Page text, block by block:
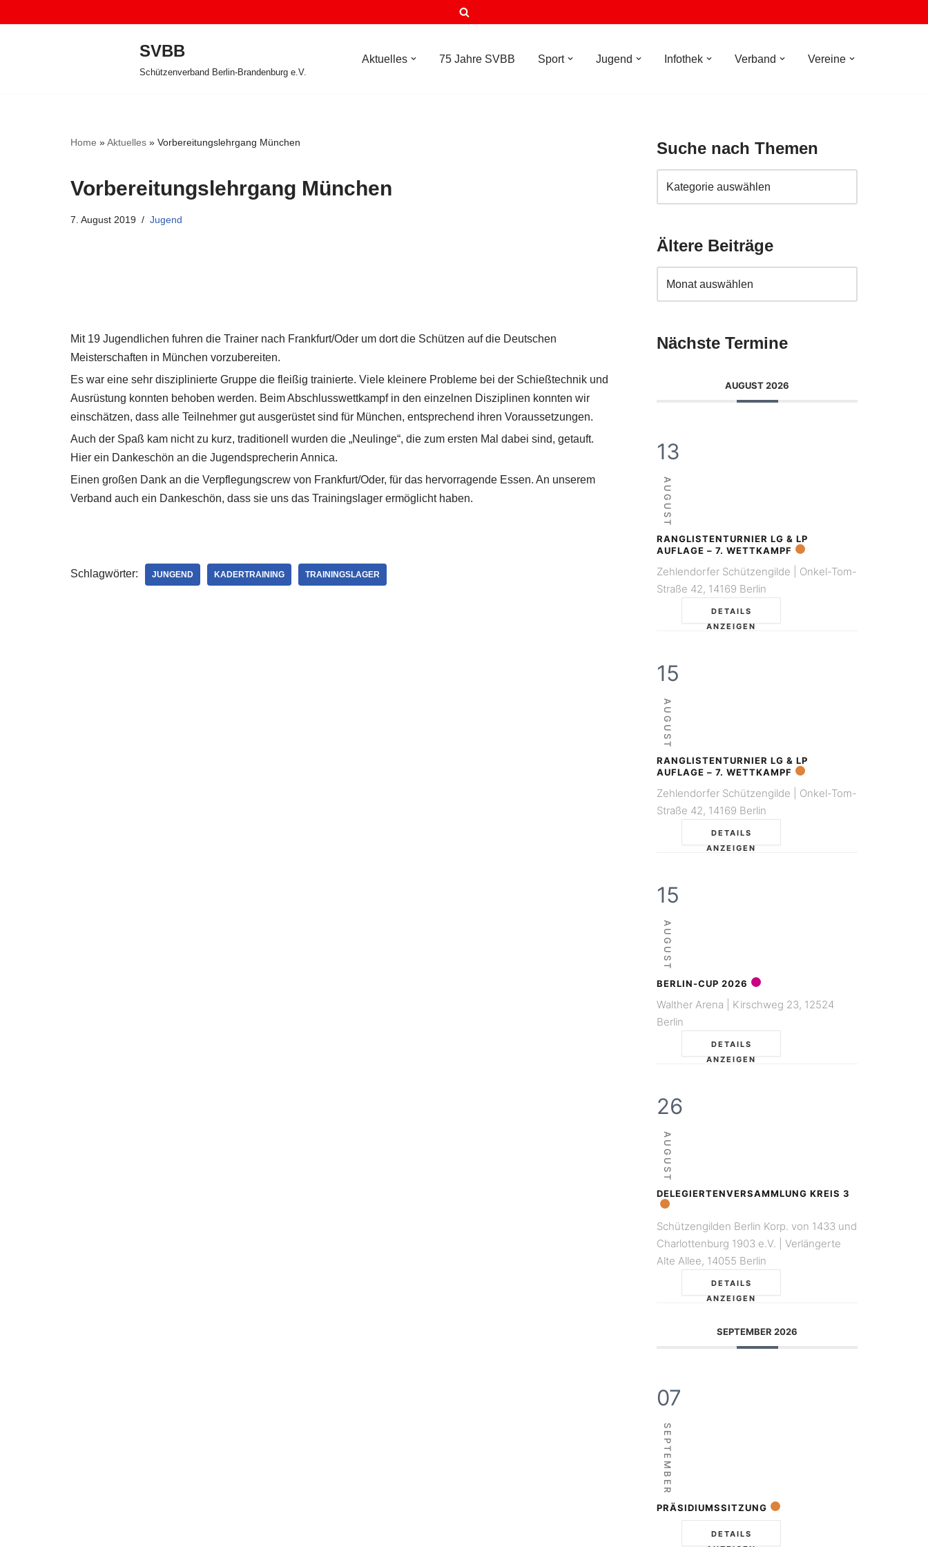
SVBB
Schützenverband Berlin-Brandenburg e.V.
Aktuelles 75 Jahre SVBB Sport Jugend Infothek Verband Vereine
Home »Aktuelles » Vorbereitungslehrgang München
Vorbereitungslehrgang München
7. August 2019 Jugend
Mit 19 Jugendlichen fuhren die Trainer nach Frankfurt/Oder um dort die Schützen auf die Deutschen
Meisterschaften in München vorzubereiten.
Es war eine sehr disziplinierte Gruppe die fleißig trainierte. Viele kleinere Probleme bei der Schießtechnik und
Ausrüstung konnten behoben werden. Beim Abschlusswettkampf in den einzelnen Disziplinen konnten wir
einschätzen, dass alle Teilnehmer gut ausgerüstet sind für München, entsprechend ihren Voraussetzungen.
Auch der Spaß kam nicht zu kurz, traditionell wurden die „Neulinge“, die zum ersten Mal dabei sind, getauft.
Hier ein Dankeschön an die Jugendsprecherin Annica.
Einen großen Dank an die Verpflegungscrew von Frankfurt/Oder, für das hervorragende Essen. An unserem
Verband auch ein Dankeschön, dass sie uns das Trainingslager ermöglicht haben.
Schlagwörter: JUNGEND KADERTRAINING TRAININGSLAGER
Suche nach Themen
Ältere Beiträge
Nächste Termine
AUGUST 2026
13
AUGUST
RANGLISTENTURNIER LG & LP
AUFLAGE – 7. WETTKAMPF
Zehlendorfer Schützengilde | Onkel-Tom-
Straße 42, 14169 Berlin
DETAILS
ANZEIGEN
15
AUGUST
RANGLISTENTURNIER LG & LP
AUFLAGE – 7. WETTKAMPF
Zehlendorfer Schützengilde | Onkel-Tom-
Straße 42, 14169 Berlin
DETAILS
ANZEIGEN
15
AUGUST
BERLIN-CUP 2026
Walther Arena | Kirschweg 23, 12524
Berlin
DETAILS
ANZEIGEN
26
AUGUST
DELEGIERTENVERSAMMLUNG KREIS 3
Schützengilden Berlin Korp. von 1433 und
Charlottenburg 1903 e.V. | Verlängerte
Alte Allee, 14055 Berlin
DETAILS
ANZEIGEN
SEPTEMBER 2026
07
SEPTEMBER
PRÄSIDIUMSSITZUNG
DETAILS